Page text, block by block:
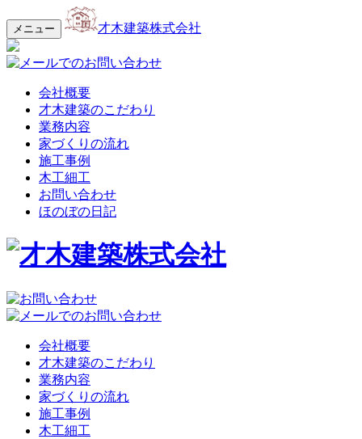
メニュー 才木建築株式会社
会社概要
才木建築のこだわり
業務内容
家づくりの流れ
施工事例
木工細工
お問い合わせ
ほのぼの日記
会社概要
才木建築のこだわり
業務内容
家づくりの流れ
施工事例
木工細工